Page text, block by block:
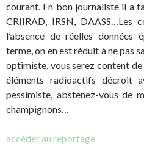
courant. En bon journaliste il a
CRIIRAD, IRSN, DAASS…Les
l’absence de réelles données
terme, on en est réduit à ne pas
optimiste, vous serez content
éléments radioactifs décroit
pessimiste, abstenez-vous de
champignons…
accéder au reportage